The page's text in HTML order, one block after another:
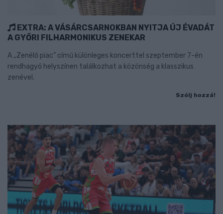
EXTRA: A VÁSÁRCSARNOKBAN NYITJA ÚJ ÉVADÁT
A GYŐRI FILHARMONIKUS ZENEKAR
A „Zenélő piac” című különleges koncerttel szeptember 7-én
rendhagyó helyszínen találkozhat a közönség a klasszikus
zenével.
Szólj hozzá!